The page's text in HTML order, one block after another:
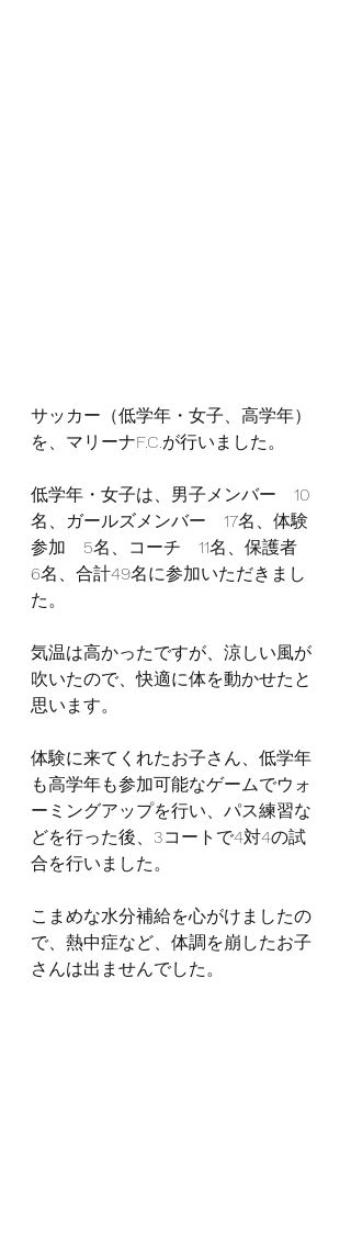
サッカー（低学年・女子、高学年）
を、マリーナF.C.が行いました。
低学年・女子は、男子メンバー　10
名、ガールズメンバー　17名、体験
参加　5名、コーチ　11名、保護者
6名、合計49名に参加いただきまし
た。
気温は高かったですが、涼しい風が
吹いたので、快適に体を動かせたと
思います。
体験に来てくれたお子さん、低学年
も高学年も参加可能なゲームでウォ
ーミングアップを行い、パス練習な
どを行った後、3コートで4対4の試
合を行いました。
こまめな水分補給を心がけましたの
で、熱中症など、体調を崩したお子
さんは出ませんでした。